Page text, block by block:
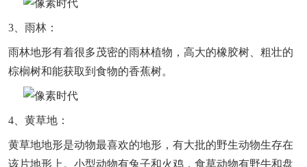
3、雨林：
雨林地形有着很多茂密的雨林植物，高大的橡胶树、粗壮的
棕榈树和能获取到食物的香蕉树。
4、黄草地：
黄草地地形是动物最喜欢的地形，有大批的野生动物生存在
该片地形上。小型动物有兔子和火鸡，食草动物有野牛和盘